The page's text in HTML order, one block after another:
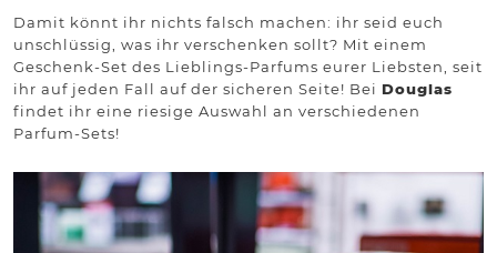
Damit könnt ihr nichts falsch machen: ihr seid euch
unschlüssig, was ihr verschenken sollt? Mit einem
Geschenk-Set des Lieblings-Parfums eurer Liebsten, seit
ihr auf jeden Fall auf der sicheren Seite! Bei Douglas
findet ihr eine riesige Auswahl an verschiedenen
Parfum-Sets!